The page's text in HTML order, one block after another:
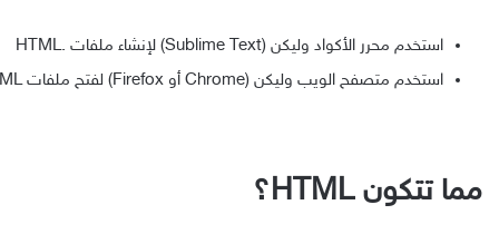
استخدم محرر الأكواد وليكن (Sublime Text) لإنشاء ملفات .HTML
استخدم متصفح الويب وليكن (Chrome أو Firefox) لفتح ملفات HTML.
مما تتكون HTML؟